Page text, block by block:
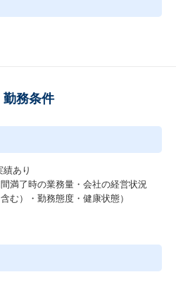
勤務条件
あり
満了時の業務量・会社の経営状況
む）・勤務態度・健康状態）